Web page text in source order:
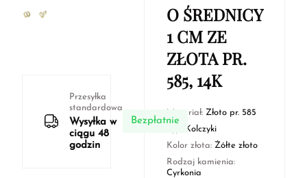
Przesyłka
standardowa
Wysyłka w
ciągu 48
godzin
Bezpłatnie
O ŚREDNICY
1 CM ZE
ZŁOTA PR.
585, 14K
Materiał: Złoto pr. 585
Kolczyki
Kolor złota: Żółte złoto
Rodzaj kamienia:
Cyrkonia